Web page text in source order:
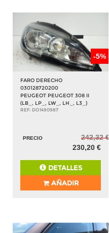
-5%
FARO DERECHO
030128720200
PEUGEOT PEUGEOT 308 II
(LB_, LP_, LW_, LH_, L3_)
REF: DO1490987
PRECIO
242,32 €
230,20 €
DETALLES
AÑADIR